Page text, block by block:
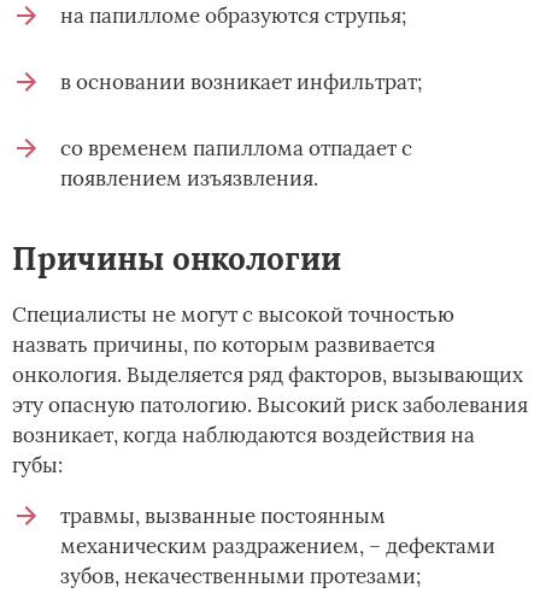
на папилломе образуются струпья;
в основании возникает инфильтрат;
со временем папиллома отпадает с
появлением изъязвления.
Причины онкологии
Специалисты не могут с высокой точностью
назвать причины, по которым развивается
онкология. Выделяется ряд факторов, вызывающих
эту опасную патологию. Высокий риск заболевания
возникает, когда наблюдаются воздействия на
губы:
травмы, вызванные постоянным
механическим раздражением, – дефектами
зубов, некачественными протезами;